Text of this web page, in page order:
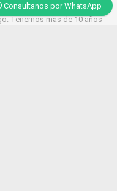
Consultanos por WhatsApp
Tenemos mas de 10 años